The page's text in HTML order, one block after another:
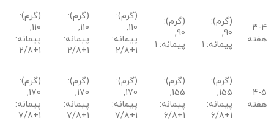
3-4
هفته
(گرم):
90,
پیمانه: 1
(گرم):
90,
پیمانه: 1
(گرم):
110,
پیمانه:
1+2/8
(گرم):
110,
پیمانه:
1+2/8
(گرم):
110,
پیمانه:
1+2/8
4-5
هفته
(گرم):
155,
پیمانه:
1+6/8
(گرم):
155,
پیمانه:
1+6/8
(گرم):
170,
پیمانه:
1+7/8
(گرم):
170,
پیمانه:
1+7/8
(گرم):
170,
پیمانه:
1+7/8